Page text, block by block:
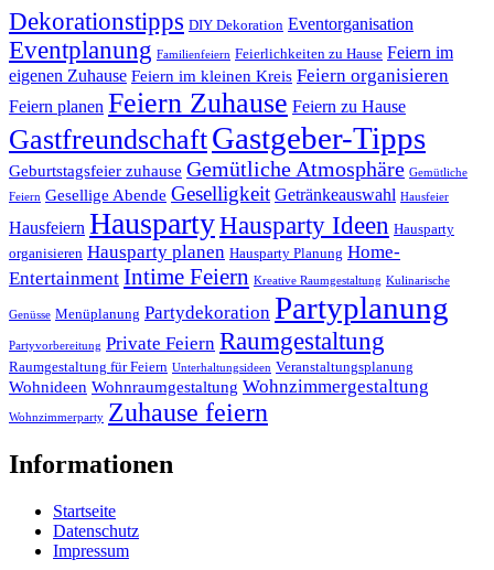
Dekorationstipps DIY Dekoration Eventorganisation
Eventplanung Familienfeiern Feierlichkeiten zu Hause Feiern im
eigenen Zuhause Feiern im kleinen Kreis Feiern organisieren
Feiern planen Feiern Zuhause Feiern zu Hause
GastfreundschaftGastgeber-Tipps
Geburtstagsfeier zuhause Gemütliche Atmosphäre Gemütliche
Feiern Gesellige Abende Geselligkeit Getränkeauswahl Hausfeier
Hausfeiern HauspartyHausparty Ideen Hausparty
organisieren Hausparty planen Hausparty Planung Home-
Entertainment Intime Feiern Kreative Raumgestaltung Kulinarische
Genüsse Menüplanung Partydekoration Partyplanung
Partyvorbereitung Private Feiern Raumgestaltung
Raumgestaltung für Feiern Unterhaltungsideen Veranstaltungsplanung
Wohnideen Wohnraumgestaltung Wohnzimmergestaltung
Wohnzimmerparty Zuhause feiern
Informationen
Startseite
Datenschutz
Impressum